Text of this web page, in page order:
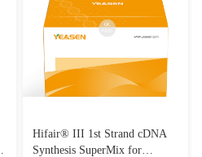
Hifair® III 1st Strand cDNA
Synthesis SuperMix for